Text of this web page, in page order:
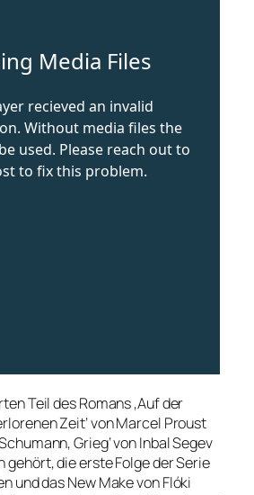
Teil des Romans ‚Auf der
Zeit‘ von Marcel Proust
Grieg‘ von Inbal Segev
gehört, die erste Folge der Serie
und das New Make von Flóki